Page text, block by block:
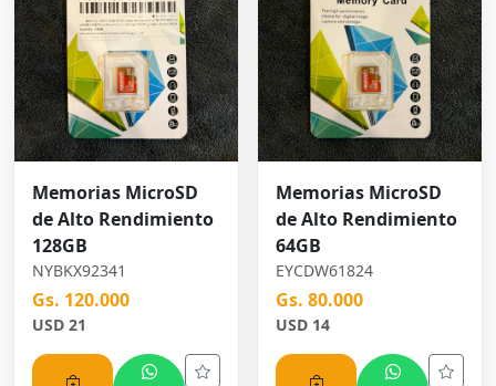
Memorias MicroSD
de Alto Rendimiento
128GB
NYBKX92341
Gs. 120.000
USD 21
Memorias MicroSD
de Alto Rendimiento
64GB
EYCDW61824
Gs. 80.000
USD 14